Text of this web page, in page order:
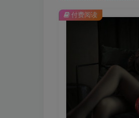
付费阅读